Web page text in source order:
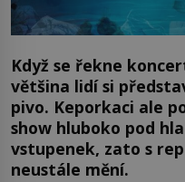
Když se řekne
většina lidí si
pivo. Keporkaci ale
show hluboko pod
vstupenek, zato s
neustále mění.